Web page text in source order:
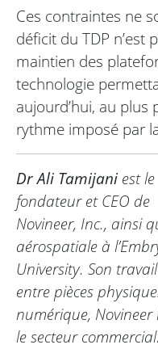
Ces contraintes ne
déficit du TDP n’est
maintien des
technologie
aujourd’hui, au plus
rythme imposé par
Dr Ali Tamijani est le
fondateur et CEO de
Novineer, Inc., ainsi
aérospatiale à
University. Son
entre pièces
numérique,
le secteur commercial.